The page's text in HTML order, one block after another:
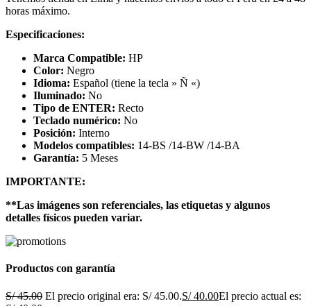
horas máximo.
Especificaciones:
Marca Compatible: HP
Color: Negro
Idioma: Español (tiene la tecla » Ñ «)
Iluminado: No
Tipo de ENTER: Recto
Teclado numérico: No
Posición: Interno
Modelos compatibles: 14-BS /14-BW /14-BA
Garantía: 5 Meses
IMPORTANTE:
**Las imágenes son referenciales, las etiquetas y algunos
detalles físicos pueden variar.
Productos con garantía
S/45.00 El precio original era: S/ 45.00.S/40.00El precio actual es: